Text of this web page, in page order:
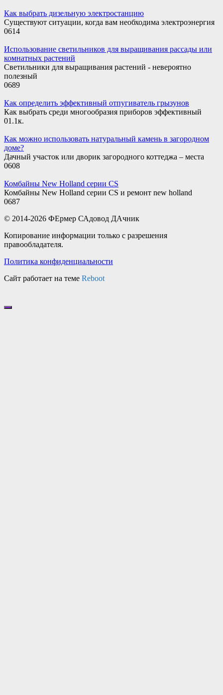
Как выбрать дизельную электростанцию
Существуют ситуации, когда вам необходима электроэнергия
0614
Использование светильников для выращивания рассады или
комнатных растений
Светильники для выращивания растений - невероятно
полезный
0689
Как определить эффективный отпугиватель грызунов
Как выбрать среди многообразия приборов эффективный
01.1к.
Как можно использовать натуральный камень в загородном
доме?
Дачный участок или дворик загородного коттеджа – места
0608
Комбайны New Holland серии CS
Комбайны New Holland серии CS и ремонт new holland
0687
© 2014-2026 ФЕрмер САдовод ДАчник
Копирование информации только с разрешения
правообладателя.
Политика конфиденциальности
Сайт работает на теме Reboot